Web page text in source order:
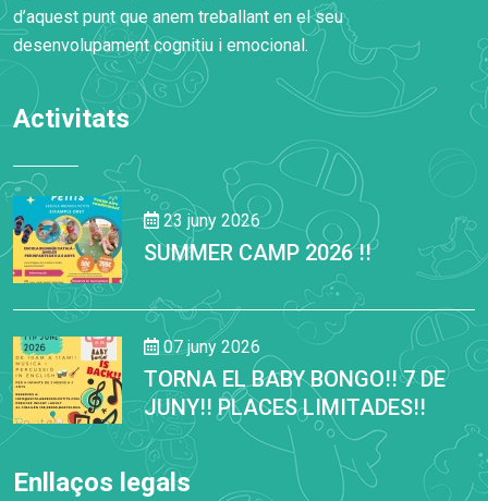
d’aquest punt que anem treballant en el seu
desenvolupament cognitiu i emocional.
Activitats
23 juny 2026
SUMMER CAMP 2026 !!
07 juny 2026
TORNA EL BABY BONGO!! 7 DE
JUNY!! PLACES LIMITADES!!
Enllaços legals